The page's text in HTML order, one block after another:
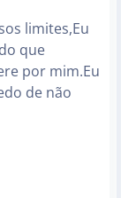
limites,Eu
que
por mim.Eu
de não